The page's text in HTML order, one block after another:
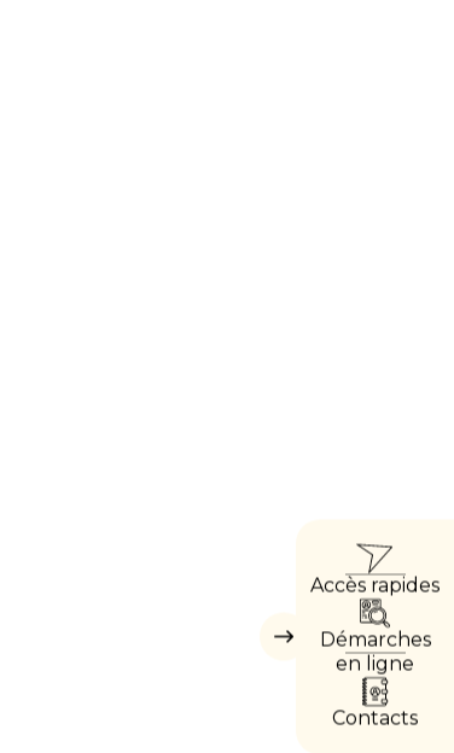
Masquer
Accès rapides
Démarches
en ligne
Contacts